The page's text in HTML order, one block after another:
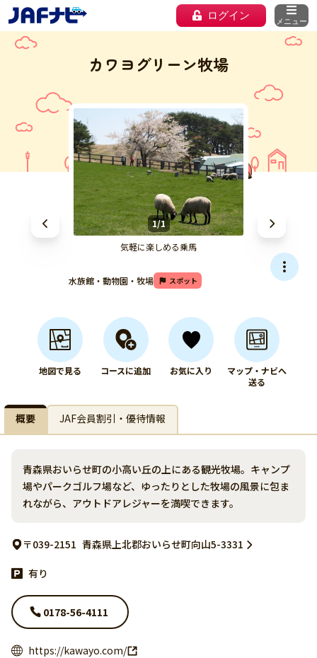
ログイン メニュー
カワヨグリーン牧場
1/1
気軽に楽しめる乗馬
水族館・動物園・牧場 スポット
地図で見る コースに追加 お気に入り
マップ・ナビへ
送る
概要 JAF会員割引・優待情報
青森県おいらせ町の小高い丘の上にある観光牧場。キャンプ
場やパークゴルフ場など、ゆったりとした牧場の風景に包ま
れながら、アウトドアレジャーを満喫できます。
〒039-2151 青森県上北郡おいらせ町向山5-3331
有り
0178-56-4111
https://kawayo.com/